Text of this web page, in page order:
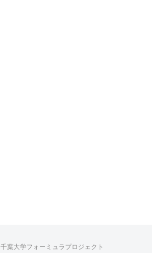
千葉大学フォーミュラプロジェクト